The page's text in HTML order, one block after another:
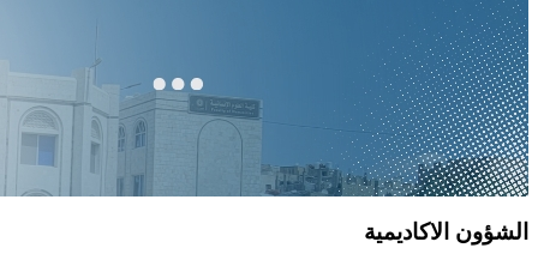
الشؤون الاكاديمية